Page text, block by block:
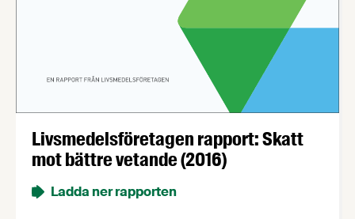
Livsmedelsföretagen rapport: Skatt
mot bättre vetande (2016)
Ladda ner rapporten